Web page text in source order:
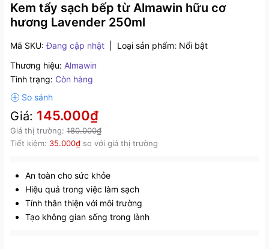
Kem tẩy sạch bếp từ Almawin hữu cơ
hương Lavender 250ml
Mã SKU:Đang cập nhật Loại sản phẩm: Nổi bật
Thương hiệu: Almawin
Tình trạng: Còn hàng
Giá: 145.000₫
Giá thị trường: 180.000₫
Tiết kiệm: 35.000₫ so với giá thị trường
An toàn cho sức khỏe
Hiệu quả trong việc làm sạch
Tính thân thiện với môi trường
Tạo không gian sống trong lành